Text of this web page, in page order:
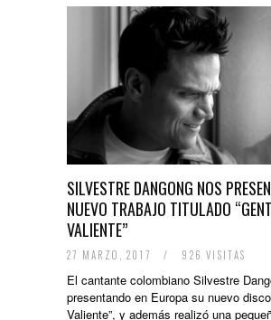
SILVESTRE DANGONG NOS
NUEVO TRABAJO TITULADO
VALIENTE”
27 MARZO, 2017 / 926 VISITAS
El cantante colombiano Silvestre
presentando en Europa su nuevo
Valiente”, y además realizó una